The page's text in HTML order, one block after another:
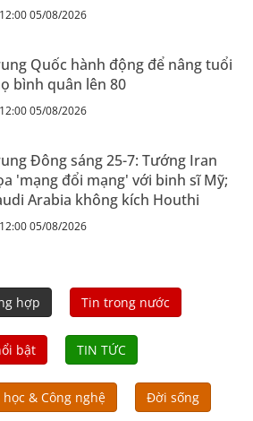
12:00 05/08/2026
Quốc hành động để nâng tuổi
bình quân lên 80
12:00 05/08/2026
Đông sáng 25-7: Tướng Iran
'mạng đổi mạng' với binh sĩ Mỹ;
Arabia không kích Houthi
12:00 05/08/2026
hợp Tin trong nước
bật TIN TỨC
học & Công nghệ Đời sống